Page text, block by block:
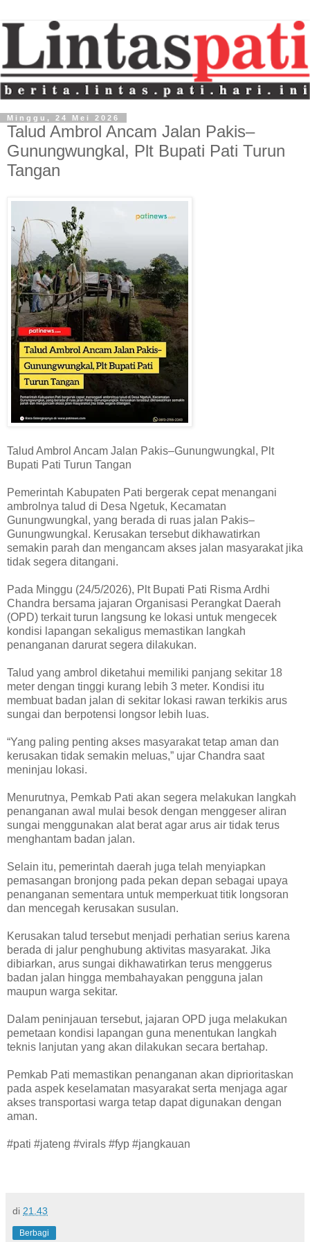
Minggu, 24 Mei 2026
Talud Ambrol Ancam Jalan Pakis–
Gunungwungkal, Plt Bupati Pati Turun
Tangan
Talud Ambrol Ancam Jalan Pakis–Gunungwungkal, Plt
Bupati Pati Turun Tangan
Pemerintah Kabupaten Pati bergerak cepat menangani
ambrolnya talud di Desa Ngetuk, Kecamatan
Gunungwungkal, yang berada di ruas jalan Pakis–
Gunungwungkal. Kerusakan tersebut dikhawatirkan
semakin parah dan mengancam akses jalan masyarakat jika
tidak segera ditangani.
Pada Minggu (24/5/2026), Plt Bupati Pati Risma Ardhi
Chandra bersama jajaran Organisasi Perangkat Daerah
(OPD) terkait turun langsung ke lokasi untuk mengecek
kondisi lapangan sekaligus memastikan langkah
penanganan darurat segera dilakukan.
Talud yang ambrol diketahui memiliki panjang sekitar 18
meter dengan tinggi kurang lebih 3 meter. Kondisi itu
membuat badan jalan di sekitar lokasi rawan terkikis arus
sungai dan berpotensi longsor lebih luas.
“Yang paling penting akses masyarakat tetap aman dan
kerusakan tidak semakin meluas,” ujar Chandra saat
meninjau lokasi.
Menurutnya, Pemkab Pati akan segera melakukan langkah
penanganan awal mulai besok dengan menggeser aliran
sungai menggunakan alat berat agar arus air tidak terus
menghantam badan jalan.
Selain itu, pemerintah daerah juga telah menyiapkan
pemasangan bronjong pada pekan depan sebagai upaya
penanganan sementara untuk memperkuat titik longsoran
dan mencegah kerusakan susulan.
Kerusakan talud tersebut menjadi perhatian serius karena
berada di jalur penghubung aktivitas masyarakat. Jika
dibiarkan, arus sungai dikhawatirkan terus menggerus
badan jalan hingga membahayakan pengguna jalan
maupun warga sekitar.
Dalam peninjauan tersebut, jajaran OPD juga melakukan
pemetaan kondisi lapangan guna menentukan langkah
teknis lanjutan yang akan dilakukan secara bertahap.
Pemkab Pati memastikan penanganan akan diprioritaskan
pada aspek keselamatan masyarakat serta menjaga agar
akses transportasi warga tetap dapat digunakan dengan
aman.
#pati #jateng #virals #fyp #jangkauan
di 21.43
Berbagi